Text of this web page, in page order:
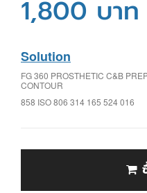
1,800 บาท
Solution
FG 360 PROSTHETIC C&B
CONTOUR
858 ISO 806 314 165 524 016